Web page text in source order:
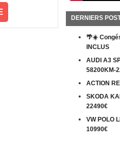
DERNIERS
🌴☀️
INCLUS
AUDI A3
58200KM-
ACTION
SKODA
22490€
VW POLO
10990€